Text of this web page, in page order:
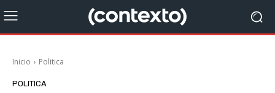
Inicio Politica
POLITICA